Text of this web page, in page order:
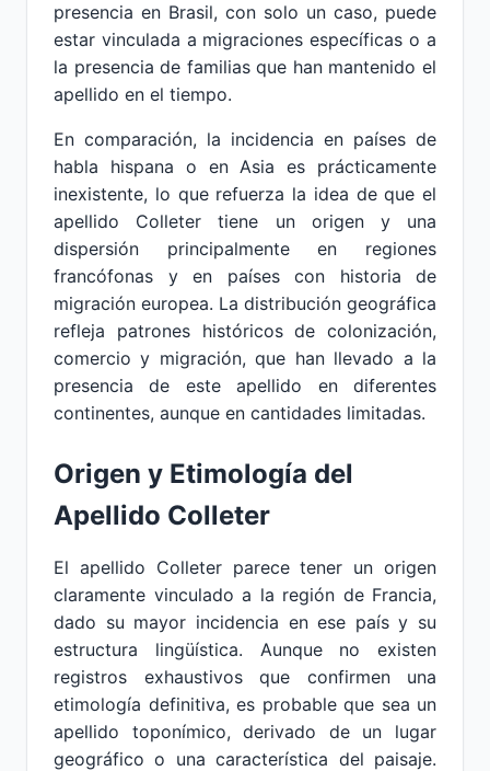
presencia en Brasil, con solo un caso, puede
estar vinculada a migraciones específicas o a
la presencia de familias que han mantenido el
apellido en el tiempo.
En comparación, la incidencia en países de
habla hispana o en Asia es prácticamente
inexistente, lo que refuerza la idea de que el
apellido Colleter tiene un origen y una
dispersión principalmente en regiones
francófonas y en países con historia de
migración europea. La distribución geográfica
refleja patrones históricos de colonización,
comercio y migración, que han llevado a la
presencia de este apellido en diferentes
continentes, aunque en cantidades limitadas.
Origen y Etimología del
Apellido Colleter
El apellido Colleter parece tener un origen
claramente vinculado a la región de Francia,
dado su mayor incidencia en ese país y su
estructura lingüística. Aunque no existen
registros exhaustivos que confirmen una
etimología definitiva, es probable que sea un
apellido toponímico, derivado de un lugar
geográfico o una característica del paisaje.